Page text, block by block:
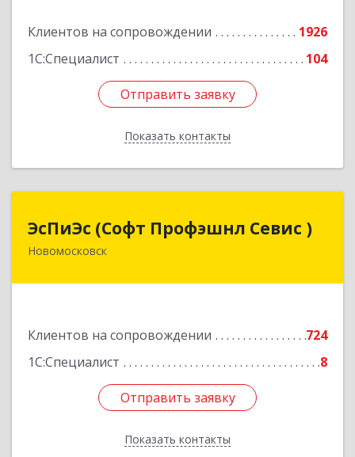
Клиентов на сопровождении
1926
1С:Специалист
104
Отправить заявку
Показать контакты
Отправить заявку
Назад
ЭсПиЭс (Софт Профэшнл Севис )
Новомосковск
Клиентов на сопровождении
724
1С:Специалист
8
Отправить заявку
Показать контакты
ЭсПиЭс (Софт Профэшнл Севис )
301659, Тульская обл, Новомосковский р-н,
Отправить заявку
Назад